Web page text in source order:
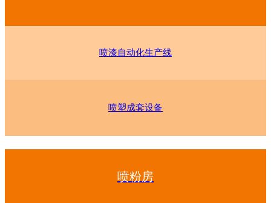
喷漆自动化生产线
喷塑成套设备
喷粉房